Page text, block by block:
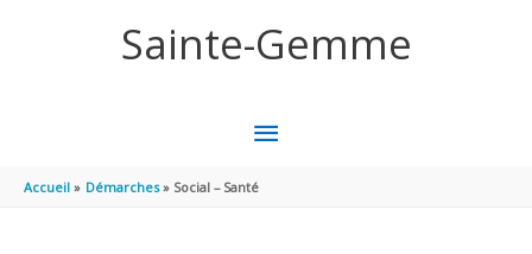
Sainte-Gemme
MENU
PRINCIPAL
Accueil Démarches Social – Santé